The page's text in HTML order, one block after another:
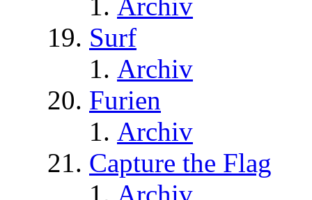
Surf
Archiv
Furien
Archiv
Capture the Flag